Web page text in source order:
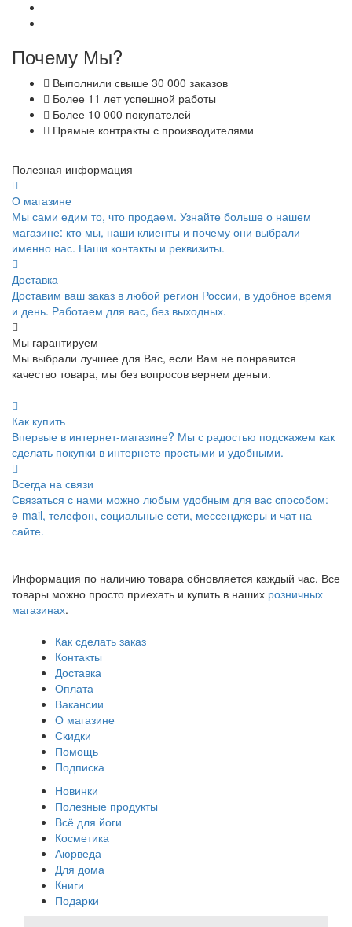
Почему Мы?
Выполнили свыше 30 000 заказов
Более 11 лет успешной работы
Более 10 000 покупателей
Прямые контракты с производителями
Полезная информация
О магазине
Мы сами едим то, что продаем. Узнайте больше о нашем
магазине: кто мы, наши клиенты и почему они выбрали
именно нас. Наши контакты и реквизиты.
Доставка
Доставим ваш заказ в любой регион России, в удобное время
и день. Работаем для вас, без выходных.
Мы гарантируем
Мы выбрали лучшее для Вас, если Вам не понравится
качество товара, мы без вопросов вернем деньги.
Как купить
Впервые в интернет-магазине? Мы с радостью подскажем как
сделать покупки в интернете простыми и удобными.
Всегда на связи
Связаться с нами можно любым удобным для вас способом:
e-mail, телефон, социальные сети, мессенджеры и чат на
сайте.
Информация по наличию товара обновляется каждый час. Все
товары можно просто приехать и купить в наших розничных
магазинах.
Как сделать заказ
Контакты
Доставка
Оплата
Вакансии
О магазине
Скидки
Помощь
Подписка
Новинки
Полезные продукты
Всё для йоги
Косметика
Аюрведа
Для дома
Книги
Подарки